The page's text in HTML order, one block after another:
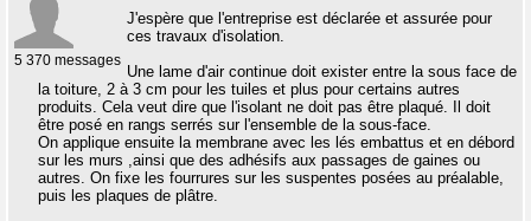
5 370 messages
J'espère que l'entreprise est déclarée et assurée pour
ces travaux d'isolation.
Une lame d'air continue doit exister entre la sous face de
la toiture, 2 à 3 cm pour les tuiles et plus pour certains autres
produits. Cela veut dire que l'isolant ne doit pas être plaqué. Il doit
être posé en rangs serrés sur l'ensemble de la sous-face.
On applique ensuite la membrane avec les lés embattus et en débord
sur les murs ,ainsi que des adhésifs aux passages de gaines ou
autres. On fixe les fourrures sur les suspentes posées au préalable,
puis les plaques de plâtre.